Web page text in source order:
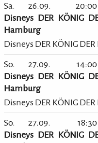
Sa. 26.09.
Disneys DER KÖNIG
Hamburg
Disneys DER KÖNIG
So. 27.09.
Disneys DER KÖNIG
Hamburg
Disneys DER KÖNIG
So. 27.09.
Disneys DER KÖNIG